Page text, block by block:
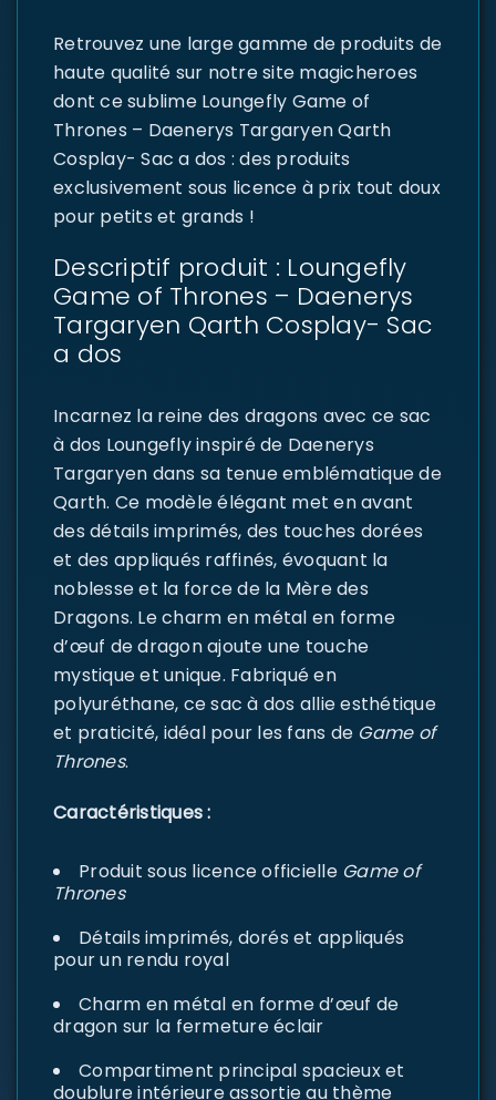
Retrouvez une large gamme de produits de
haute qualité sur notre site magicheroes
dont ce sublime Loungefly Game of
Thrones – Daenerys Targaryen Qarth
Cosplay- Sac a dos : des produits
exclusivement sous licence à prix tout doux
pour petits et grands !
Descriptif produit : Loungefly
Game of Thrones – Daenerys
Targaryen Qarth Cosplay- Sac
a dos
Incarnez la reine des dragons avec ce sac
à dos Loungefly inspiré de Daenerys
Targaryen dans sa tenue emblématique de
Qarth. Ce modèle élégant met en avant
des détails imprimés, des touches dorées
et des appliqués raffinés, évoquant la
noblesse et la force de la Mère des
Dragons. Le charm en métal en forme
d’œuf de dragon ajoute une touche
mystique et unique. Fabriqué en
polyuréthane, ce sac à dos allie esthétique
et praticité, idéal pour les fans de Game of
Thrones.
Caractéristiques :
Produit sous licence officielle Game of
Thrones
Détails imprimés, dorés et appliqués
pour un rendu royal
Charm en métal en forme d’œuf de
dragon sur la fermeture éclair
Compartiment principal spacieux et
doublure intérieure assortie au thème